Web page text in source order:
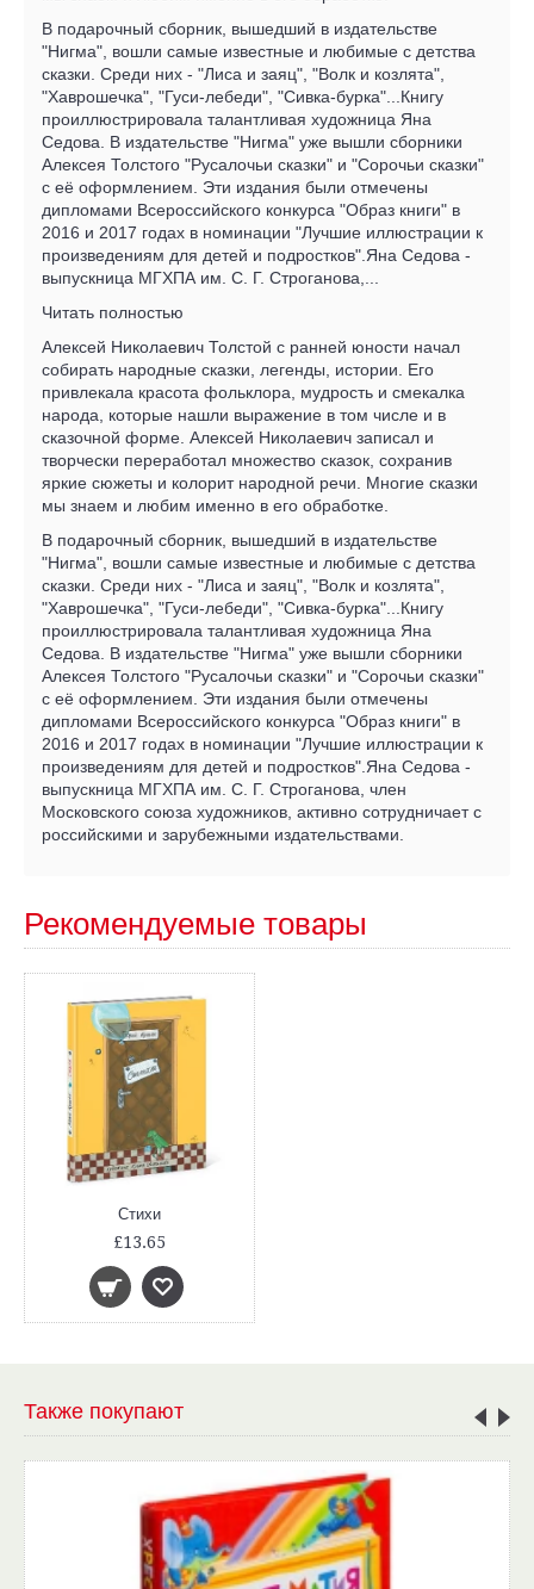
В подарочный сборник, вышедший в издательстве
"Нигма", вошли самые известные и любимые с детства
сказки. Среди них - "Лиса и заяц", "Волк и козлята",
"Хаврошечка", "Гуси-лебеди", "Сивка-бурка"...Книгу
проиллюстрировала талантливая художница Яна
Седова. В издательстве "Нигма" уже вышли сборники
Алексея Толстого "Русалочьи сказки" и "Сорочьи сказки"
с её оформлением. Эти издания были отмечены
дипломами Всероссийского конкурса "Образ книги" в
2016 и 2017 годах в номинации "Лучшие иллюстрации к
произведениям для детей и подростков".Яна Седова -
выпускница МГХПА им. С. Г. Строганова,...
Читать полностью
Алексей Николаевич Толстой с ранней юности начал
собирать народные сказки, легенды, истории. Его
привлекала красота фольклора, мудрость и смекалка
народа, которые нашли выражение в том числе и в
сказочной форме. Алексей Николаевич записал и
творчески переработал множество сказок, сохранив
яркие сюжеты и колорит народной речи. Многие сказки
мы знаем и любим именно в его обработке.
В подарочный сборник, вышедший в издательстве
"Нигма", вошли самые известные и любимые с детства
сказки. Среди них - "Лиса и заяц", "Волк и козлята",
"Хаврошечка", "Гуси-лебеди", "Сивка-бурка"...Книгу
проиллюстрировала талантливая художница Яна
Седова. В издательстве "Нигма" уже вышли сборники
Алексея Толстого "Русалочьи сказки" и "Сорочьи сказки"
с её оформлением. Эти издания были отмечены
дипломами Всероссийского конкурса "Образ книги" в
2016 и 2017 годах в номинации "Лучшие иллюстрации к
произведениям для детей и подростков".Яна Седова -
выпускница МГХПА им. С. Г. Строганова, член
Московского союза художников, активно сотрудничает с
российскими и зарубежными издательствами.
Рекомендуемые товары
Стихи
£13.65
Также покупают